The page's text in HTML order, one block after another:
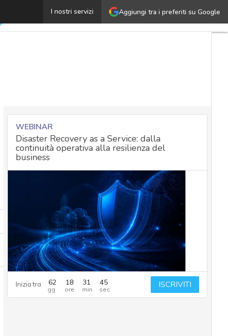
Aggiungi tra i preferiti su Google
I nostri servizi
Ransomware, spyware e infostealer: ecco le cyber
WEBINAR
Disaster Recovery as a Service: dalla
continuità operativa alla resilienza del
business
Inizia tra 62 18 31 44 ISCRIVITI